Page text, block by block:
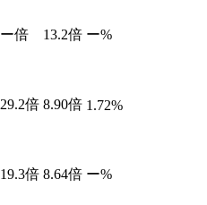
ー倍 13.2倍 ー%
29.2倍 8.90倍 1.72%
19.3倍 8.64倍 ー%